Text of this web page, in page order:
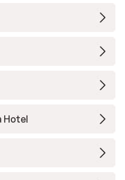
Hotel